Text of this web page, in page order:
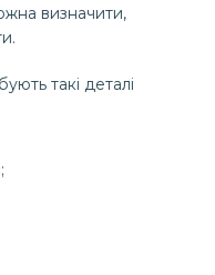
визначити,
такі деталі